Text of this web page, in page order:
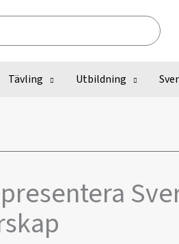
Tävling Utbildning